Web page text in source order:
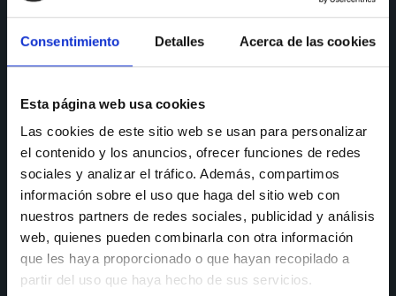
Consentimiento Detalles Acerca de las cookies
Esta página web usa cookies
Las cookies de este sitio web se usan para personalizar
el contenido y los anuncios, ofrecer funciones de redes
sociales y analizar el tráfico. Además, compartimos
información sobre el uso que haga del sitio web con
nuestros partners de redes sociales, publicidad y análisis
web, quienes pueden combinarla con otra información
que les haya proporcionado o que hayan recopilado a
partir del uso que haya hecho de sus servicios.
Teléfono de consulta:
91 606 42 43
Móvil: 636 59 60 42
E-mail:info@nectali.com
SHOWROOM
Timanfaya, 15, 17 y 19
28970 Humanes de Madrid